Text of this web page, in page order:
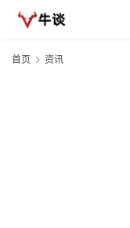
首页 资讯